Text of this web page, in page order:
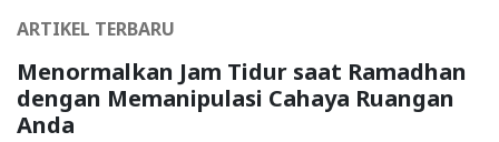
ARTIKEL TERBARU
Menormalkan Jam Tidur saat Ramadhan
dengan Memanipulasi Cahaya Ruangan
Anda